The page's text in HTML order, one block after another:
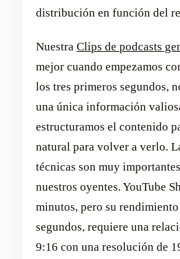
distribución en función del
Nuestra Clips de podcasts
mejor cuando empezamos
los tres primeros segundos,
una única información
estructuramos el contenido
natural para volver a verlo.
técnicas son muy
nuestros oyentes. YouTube
minutos, pero su
segundos, requiere una
9:16 con una resolución de